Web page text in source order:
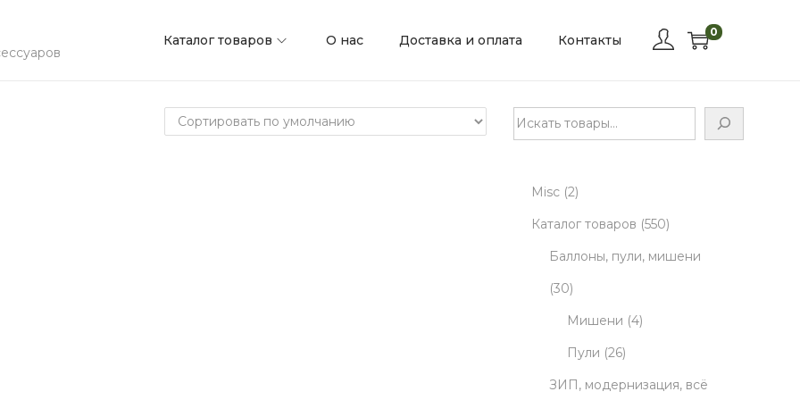
Каталог товаров О нас Доставка и оплата Контакты
0
П
о
Misc 22
p
r
d
u
c
Каталог товаров 5505
5
o
Баллоны, пули, мишени
303
0
p
r
Мишени 44
r
Пули 262
6
ЗИП, модернизация, всё